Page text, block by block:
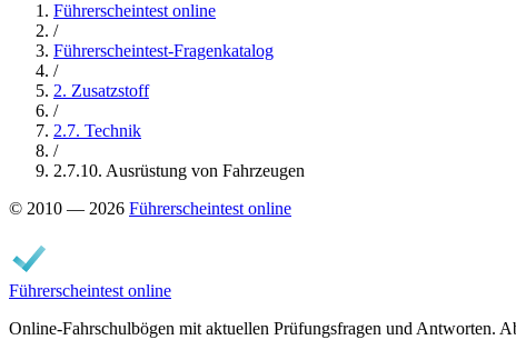
Führerscheintest online
/
Führerscheintest-Fragenkatalog
/
2. Zusatzstoff
/
2.7. Technik
/
2.7.10. Ausrüstung von Fahrzeugen
© 2010 — 2026 Führerscheintest online
Führerscheintest online
Online-Fahrschulbögen mit aktuellen Prüfungsfragen und Antworten.